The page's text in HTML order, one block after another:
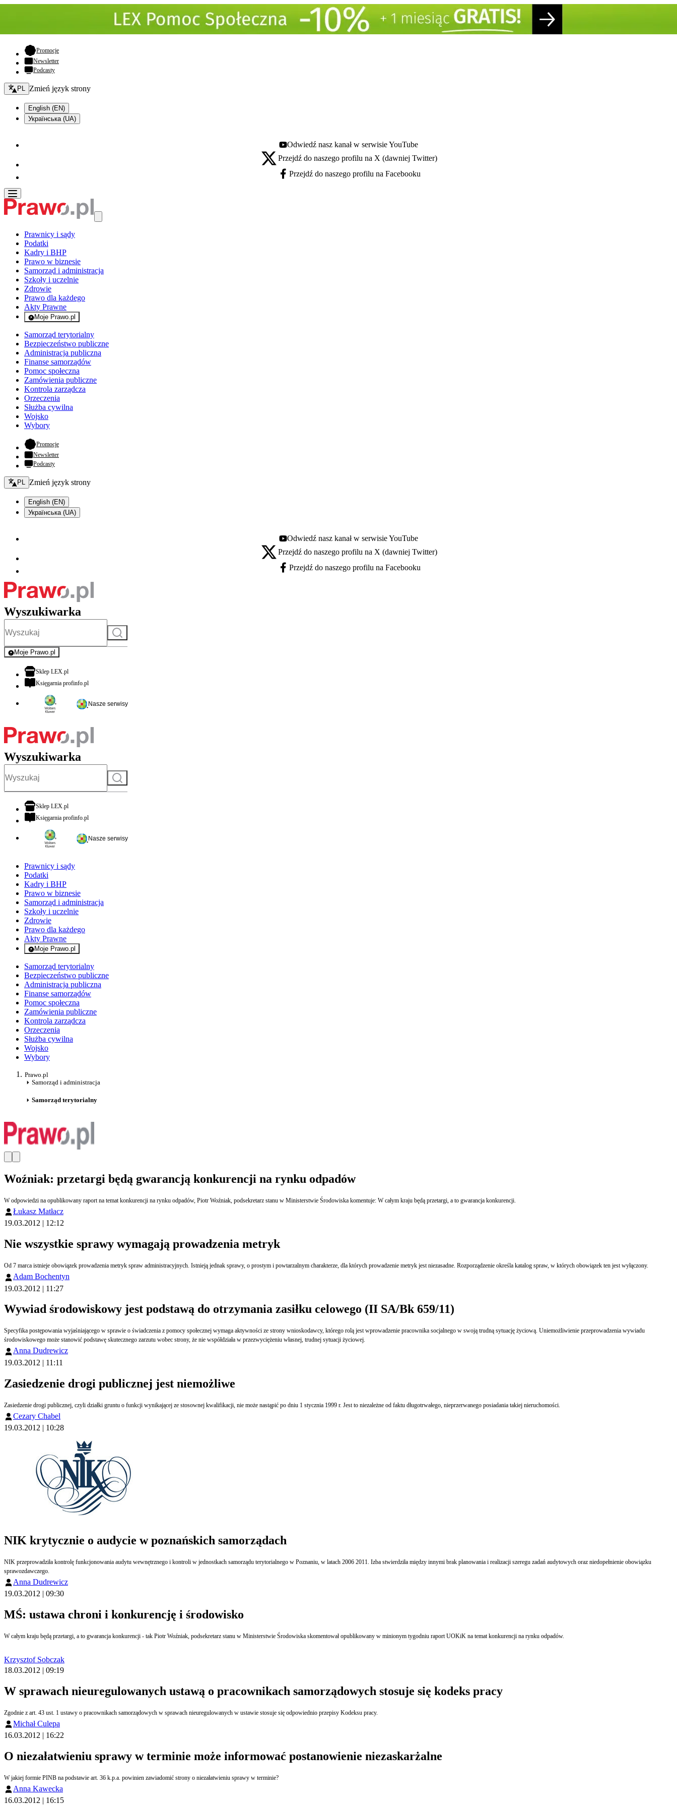
Promocje- otwiera się w nowej karcie
Newsletter
Podcasty
Zmień język - bieżący:
PL Zmień język strony
English (EN)
Українська (UA)
Youtube - otwiera się w nowej karcie
Odwiedź nasz kanał w serwisie YouTube
X - otwiera się w nowej karcie
Przejdź do naszego profilu na X (dawniej Twitter)
Facebook - otwiera się w nowej karcie
Przejdź do naszego profilu na Facebooku
Prawnicy i sądy
Podatki
Kadry i BHP
Prawo w biznesie
Samorząd i administracja
Szkoły i uczelnie
Zdrowie
Prawo dla każdego
Akty Prawne
Moje Prawo.pl
- rejestracja i logowanie do serwisu
Samorząd terytorialny
Bezpieczeństwo publiczne
Administracja publiczna
Finanse samorządów
Pomoc społeczna
Zamówienia publiczne
Kontrola zarządcza
Orzeczenia
Służba cywilna
Wojsko
Wybory
Promocje- otwiera się w nowej karcie
Newsletter
Podcasty
Zmień język - bieżący:
PL Zmień język strony
English (EN)
Українська (UA)
Youtube - otwiera się w nowej karcie
Odwiedź nasz kanał w serwisie YouTube
X - otwiera się w nowej karcie
Przejdź do naszego profilu na X (dawniej Twitter)
Facebook - otwiera się w nowej karcie
Przejdź do naszego profilu na Facebooku
Wyszukiwarka
Szukaj
Moje Prawo.pl
- rejestracja i logowanie do serwisu
Sklep LEX.plotwiera się w nowej karcie
Księgarnia profinfo.plotwiera się w nowej karcie
Nasze serwisy
Wyszukiwarka
Szukaj
Sklep LEX.plotwiera się w nowej karcie
Księgarnia profinfo.plotwiera się w nowej karcie
Nasze serwisy
Prawnicy i sądy
Podatki
Kadry i BHP
Prawo w biznesie
Samorząd i administracja
Szkoły i uczelnie
Zdrowie
Prawo dla każdego
Akty Prawne
Moje Prawo.pl
- rejestracja i logowanie do serwisu
Samorząd terytorialny
Bezpieczeństwo publiczne
Administracja publiczna
Finanse samorządów
Pomoc społeczna
Zamówienia publiczne
Kontrola zarządcza
Orzeczenia
Służba cywilna
Wojsko
Wybory
Prawo.pl
Samorząd i administracja
Samorząd terytorialny
Woźniak: przetargi będą gwarancją konkurencji na rynku odpadów
W odpowiedzi na opublikowany raport na temat konkurencji na rynku odpadów, Piotr Woźniak, podsekretarz stanu w Ministerstwie Środowiska komentuje: W całym kraju będą przetargi, a to gwarancja konkurencji.
Łukasz Matłacz
19.03.2012 | 12:12
Nie wszystkie sprawy wymagają prowadzenia metryk
Od 7 marca istnieje obowiązek prowadzenia metryk spraw administracyjnych. Istnieją jednak sprawy, o prostym i powtarzalnym charakterze, dla których prowadzenie metryk jest niezasadne. Rozporządzenie określa katalog spraw, w których obowiązek ten jest wyłączony.
Adam Bochentyn
19.03.2012 | 11:27
Wywiad środowiskowy jest podstawą do otrzymania zasiłku celowego (II SA/Bk 659/11)
Specyfika postępowania wyjaśniającego w sprawie o świadczenia z pomocy społecznej wymaga aktywności ze strony wnioskodawcy, którego rolą jest wprowadzenie pracownika socjalnego w swoją trudną sytuację życiową. Uniemożliwienie przeprowadzenia wywiadu
środowiskowego może stanowić podstawę skutecznego zarzutu wobec strony, że nie współdziała w przezwyciężeniu własnej, trudnej sytuacji życiowej.
Anna Dudrewicz
19.03.2012 | 11:11
Zasiedzenie drogi publicznej jest niemożliwe
Zasiedzenie drogi publicznej, czyli działki gruntu o funkcji wynikającej ze stosownej kwalifikacji, nie może nastąpić po dniu 1 stycznia 1999 r. Jest to niezależne od faktu długotrwałego, nieprzerwanego posiadania takiej nieruchomości.
Cezary Chabel
19.03.2012 | 10:28
NIK krytycznie o audycie w poznańskich samorządach
NIK przeprowadziła kontrolę funkcjonowania audytu wewnętrznego i kontroli w jednostkach samorządu terytorialnego w Poznaniu, w latach 2006 2011. Izba stwierdziła między innymi brak planowania i realizacji szeregu zadań audytowych oraz niedopełnienie obowiązku
sprawozdawczego.
Anna Dudrewicz
19.03.2012 | 09:30
MŚ: ustawa chroni i konkurencję i środowisko
W całym kraju będą przetargi, a to gwarancja konkurencji - tak Piotr Woźniak, podsekretarz stanu w Ministerstwie Środowiska skomentował opublikowany w minionym tygodniu raport UOKiK na temat konkurencji na rynku odpadów.
Krzysztof Sobczak
18.03.2012 | 09:19
W sprawach nieuregulowanych ustawą o pracownikach samorządowych stosuje się kodeks pracy
Zgodnie z art. 43 ust. 1 ustawy o pracownikach samorządowych w sprawach nieuregulowanych w ustawie stosuje się odpowiednio przepisy Kodeksu pracy.
Michał Culepa
16.03.2012 | 16:22
O niezałatwieniu sprawy w terminie może informować postanowienie niezaskarżalne
W jakiej formie PINB na podstawie art. 36 k.p.a. powinien zawiadomić strony o niezałatwieniu sprawy w terminie?
Anna Kawecka
16.03.2012 | 16:15